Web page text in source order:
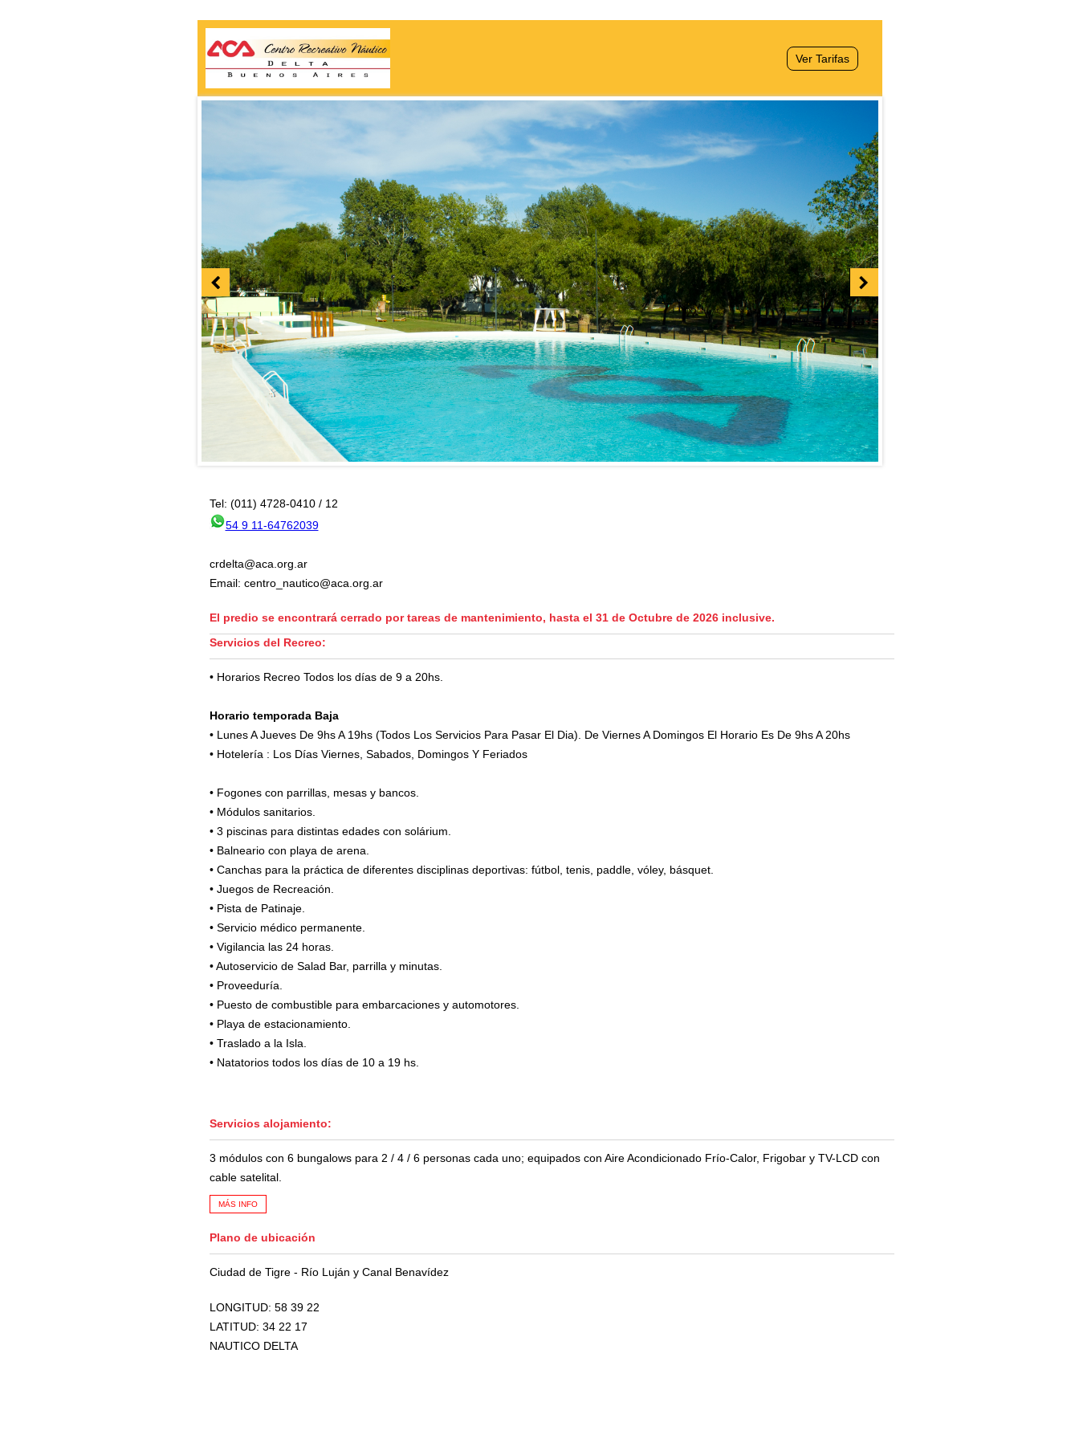
Ver Tarifas
Tel: (011) 4728-0410 / 12
54 9 11-64762039
crdelta@aca.org.ar
Email: centro_nautico@aca.org.ar
El predio se encontrará cerrado por tareas de mantenimiento, hasta el 31 de Octubre de 2026 inclusive.
Servicios del Recreo:
• Horarios Recreo Todos los días de 9 a 20hs.
Horario temporada Baja
• Lunes A Jueves De 9hs A 19hs (Todos Los Servicios Para Pasar El Dia). De Viernes A Domingos El Horario Es De 9hs A 20hs
• Hotelería : Los Días Viernes, Sabados, Domingos Y Feriados
• Fogones con parrillas, mesas y bancos.
• Módulos sanitarios.
• 3 piscinas para distintas edades con solárium.
• Balneario con playa de arena.
• Canchas para la práctica de diferentes disciplinas deportivas: fútbol, tenis, paddle, vóley, básquet.
• Juegos de Recreación.
• Pista de Patinaje.
• Servicio médico permanente.
• Vigilancia las 24 horas.
• Autoservicio de Salad Bar, parrilla y minutas.
• Proveeduría.
• Puesto de combustible para embarcaciones y automotores.
• Playa de estacionamiento.
• Traslado a la Isla.
• Natatorios todos los días de 10 a 19 hs.
Servicios alojamiento:
3 módulos con 6 bungalows para 2 / 4 / 6 personas cada uno; equipados con Aire Acondicionado Frío-Calor, Frigobar y TV-LCD con
cable satelital.
MÁS INFO
Plano de ubicación
Ciudad de Tigre - Río Luján y Canal Benavídez
LONGITUD: 58 39 22
LATITUD: 34 22 17
NAUTICO DELTA